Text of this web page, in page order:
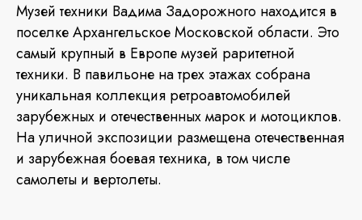
Музей техники Вадима Задорожного находится в
поселке Архангельское Московской области. Это
самый крупный в Европе музей раритетной
техники. В павильоне на трех этажах собрана
уникальная коллекция ретроавтомобилей
зарубежных и отечественных марок и мотоциклов.
На уличной экспозиции размещена отечественная
и зарубежная боевая техника, в том числе
самолеты и вертолеты.